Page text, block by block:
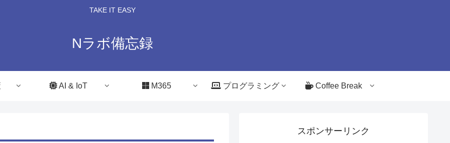
TAKE IT EASY
Nラボ備忘録
AI & IoT M365 プログラミング Coffee Break
スポンサーリンク